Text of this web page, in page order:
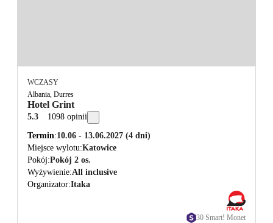
WCZASY
Albania, Durres
Hotel Grint
5.3 1098 opinii
Termin 10.06 - 13.06.2027 (4 dni)
Miejsce wylotu Katowice
Pokój Pokój 2 os.
Wyżywienie All inclusive
Organizator Itaka
30 Smart! Monet